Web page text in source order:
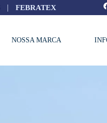
| FEBRATEX
NOSSA MARCA